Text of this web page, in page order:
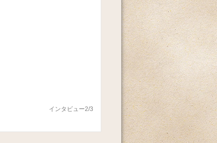
インタビュー2/3